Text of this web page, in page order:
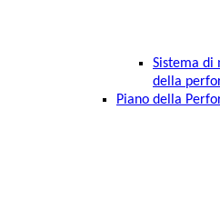
Sistema di
della
Piano della